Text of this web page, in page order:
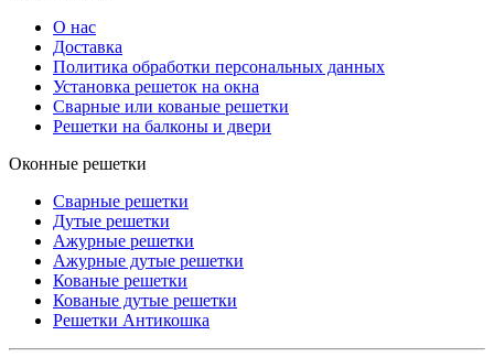
О нас
Доставка
Политика обработки персональных данных
Установка решеток на окна
Сварные или кованые решетки
Решетки на балконы и двери
Оконные решетки
Сварные решетки
Дутые решетки
Ажурные решетки
Ажурные дутые решетки
Кованые решетки
Кованые дутые решетки
Решетки Антикошка